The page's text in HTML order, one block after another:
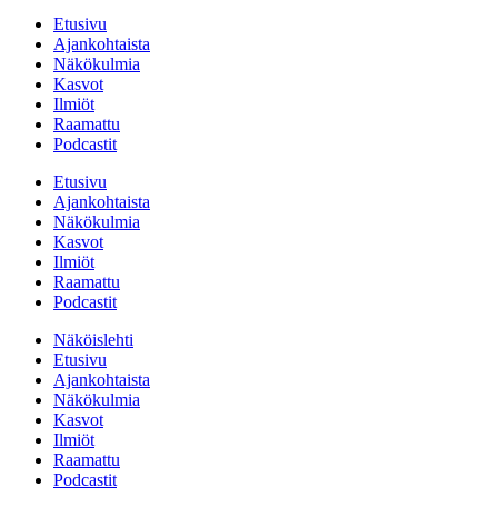
Etusivu
Ajankohtaista
Näkökulmia
Kasvot
Ilmiöt
Raamattu
Podcastit
Etusivu
Ajankohtaista
Näkökulmia
Kasvot
Ilmiöt
Raamattu
Podcastit
Näköislehti
Etusivu
Ajankohtaista
Näkökulmia
Kasvot
Ilmiöt
Raamattu
Podcastit